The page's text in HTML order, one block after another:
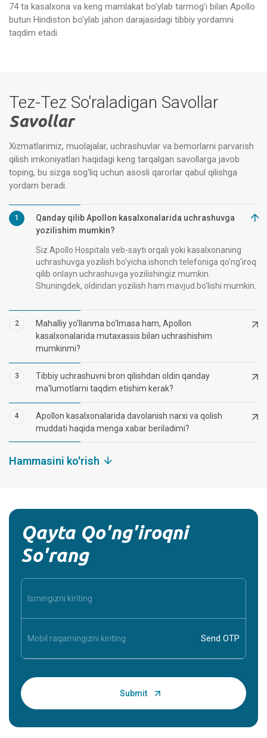
74 ta kasalxona va keng mamlakat bo'ylab tarmog'i bilan Apollo
butun Hindiston bo'ylab jahon darajasidagi tibbiy yordamni
taqdim etadi.
Apollon kasalxonalari, Kakinada
Tez-Tez So'raladigan Savollar
Savollar
Xizmatlarimiz, muolajalar, uchrashuvlar va bemorlarni parvarish
qilish imkoniyatlari haqidagi keng tarqalgan savollarga javob
toping, bu sizga sog'liq uchun asosli qarorlar qabul qilishga
yordam beradi.
1
Qanday qilib Apollon kasalxonalarida uchrashuvga
yozilishim mumkin?
Siz Apollo Hospitals veb-sayti orqali yoki kasalxonaning
uchrashuvga yozilish bo'yicha ishonch telefoniga qo'ng'iroq
qilib onlayn uchrashuvga yozilishingiz mumkin.
Shuningdek, oldindan yozilish ham mavjud bo'lishi mumkin.
2
Mahalliy yo'llanma bo'lmasa ham, Apollon
kasalxonalarida mutaxassis bilan uchrashishim
mumkinmi?
3
Tibbiy uchrashuvni bron qilishdan oldin qanday
ma'lumotlarni taqdim etishim kerak?
4
Apollon kasalxonalarida davolanish narxi va qolish
muddati haqida menga xabar beriladimi?
Hammasini ko'rish
Qayta Qo'ng'iroqni
So'rang